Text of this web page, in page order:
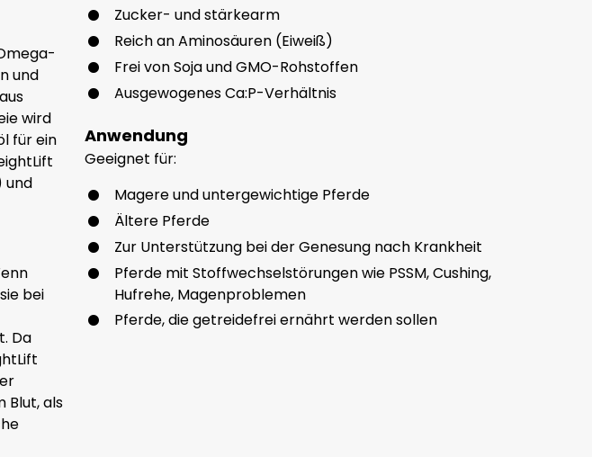
und
wird
für ein
und
bei
Da
Blut, als
Zucker- und stärkearm
Reich an Aminosäuren (Eiweiß)
Frei von Soja und GMO-Rohstoffen
Ausgewogenes Ca:P-Verhältnis
Anwendung
Geeignet für:
Magere und untergewichtige Pferde
Ältere Pferde
Zur Unterstützung bei der Genesung nach Krankheit
Pferde mit Stoffwechselstörungen wie PSSM, Cushing,
Hufrehe, Magenproblemen
Pferde, die getreidefrei ernährt werden sollen